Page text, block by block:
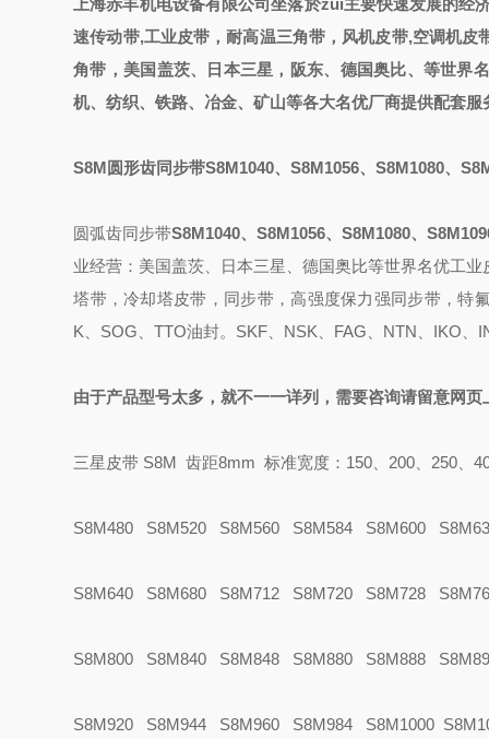
上海赤丰机电设备有限公司坐落於zui主要快速发展的经
速传动带,工业皮带，耐高温三角带，风机皮带,空调机
角带 ， 美国盖茨、日本三星，阪东、德国奥比、 等世界
机、纺织、铁路、冶金、矿山等各大名优厂商提供配套服
S8M圆形齿同步带S8M1040、S8M1056、S8M1080、
圆弧齿同步带S8M1040、S8M1056、S8M1080、
业经营：美国盖茨、日本三星、德国奥比等世界名优工
塔带，冷却塔皮带，同步带，高强度保力强同步带，特
K、SOG、TTO油封。SKF、NSK、FAG、NTN、IKO
由于产品型号太多，就不一一详列，需要咨询请留意网
三星皮带 S8M 齿距8mm 标准宽度：150、200、250、
S8M480 S8M520 S8M560 S8M584 S8M600
S8M640 S8M680 S8M712 S8M720 S8M728
S8M800 S8M840 S8M848 S8M880 S8M888
S8M920 S8M944 S8M960 S8M984 S8M1000